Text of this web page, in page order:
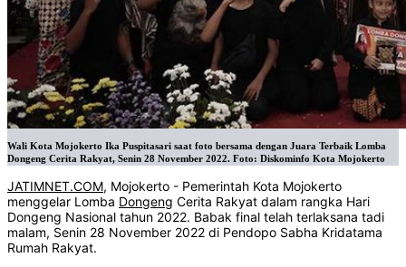
Wali Kota Mojokerto Ika Puspitasari saat foto bersama dengan Juara Terbaik Lomba
Dongeng Cerita Rakyat, Senin 28 November 2022. Foto: Diskominfo Kota Mojokerto
JATIMNET.COM, Mojokerto - Pemerintah Kota Mojokerto
menggelar Lomba Dongeng Cerita Rakyat dalam rangka Hari
Dongeng Nasional tahun 2022. Babak final telah terlaksana tadi
malam, Senin 28 November 2022 di Pendopo Sabha Kridatama
Rumah Rakyat.